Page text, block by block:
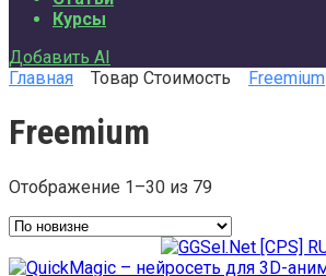
Курсы
Добавить AI
Главная
Товар Стоимость Freemium
Freemium
Отображение 1–30 из 79
недавние